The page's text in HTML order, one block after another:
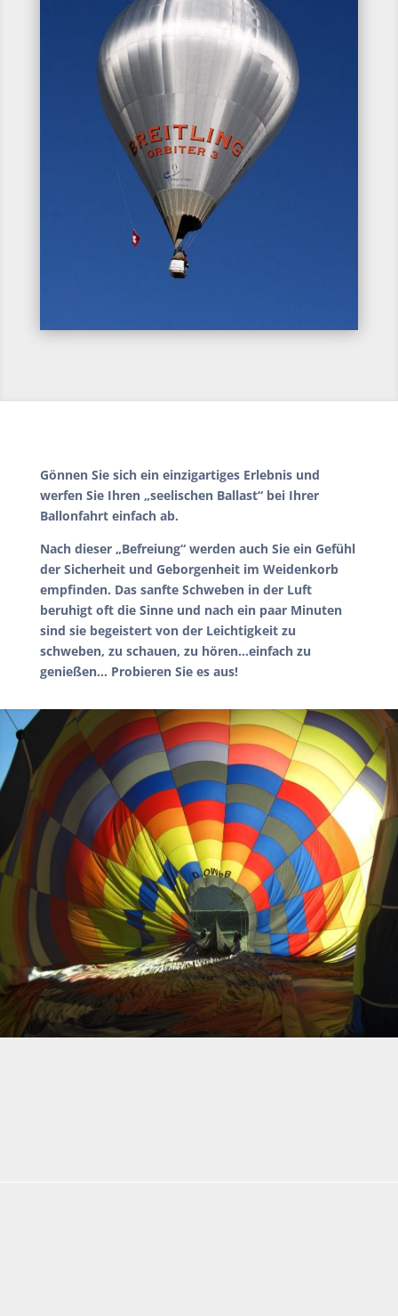
Gönnen Sie sich ein einzigartiges Erlebnis und
werfen Sie Ihren „seelischen Ballast“ bei Ihrer
Ballonfahrt einfach ab.
Nach dieser „Befreiung“ werden auch Sie ein Gefühl
der Sicherheit und Geborgenheit im Weidenkorb
empfinden. Das sanfte Schweben in der Luft
beruhigt oft die Sinne und nach ein paar Minuten
sind sie begeistert von der Leichtigkeit zu
schweben, zu schauen, zu hören…einfach zu
genießen… Probieren Sie es aus!